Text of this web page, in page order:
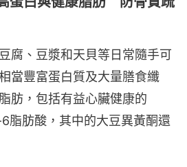
腐、豆漿和天貝等日常隨手可
當豐富蛋白質及大量膳食纖
肪，包括有益心臟健康的
脂肪酸，其中的大豆異黃酮還